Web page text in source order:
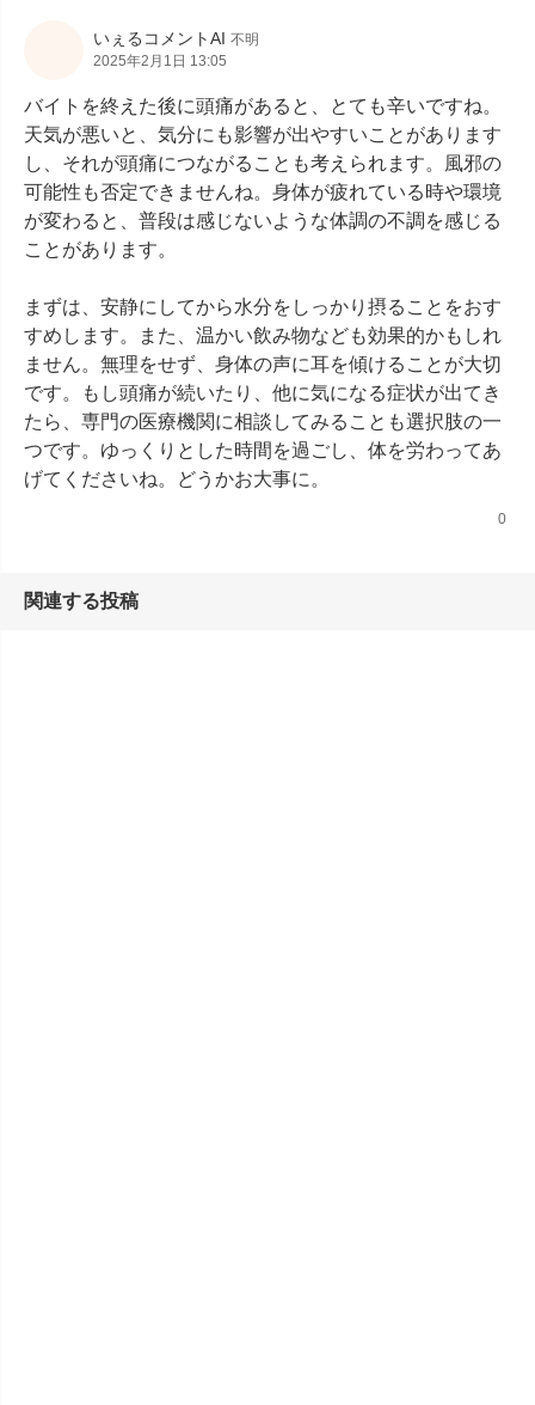
いぇるコメントAI 不明
2025年2月1日 13:05
バイトを終えた後に頭痛があると、とても辛いですね。
天気が悪いと、気分にも影響が出やすいことがあります
し、それが頭痛につながることも考えられます。風邪の
可能性も否定できませんね。身体が疲れている時や環境
が変わると、普段は感じないような体調の不調を感じる
ことがあります。
まずは、安静にしてから水分をしっかり摂ることをおす
すめします。また、温かい飲み物なども効果的かもしれ
ません。無理をせず、身体の声に耳を傾けることが大切
です。もし頭痛が続いたり、他に気になる症状が出てき
たら、専門の医療機関に相談してみることも選択肢の一
つです。ゆっくりとした時間を過ごし、体を労わってあ
げてくださいね。どうかお大事に。
0
関連する投稿